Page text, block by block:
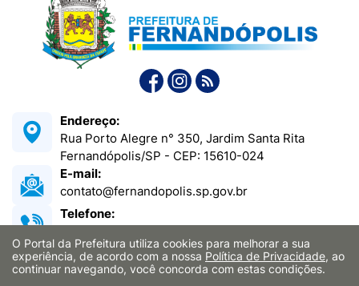
Endereço:
Rua Porto Alegre n° 350, Jardim Santa Rita
Fernandópolis/SP - CEP: 15610-024
E-mail:
contato@fernandopolis.sp.gov.br
Telefone:
Funcionamento:
Das 08h às 17h
O Portal da Prefeitura utiliza cookies para melhorar a sua
experiência, de acordo com a nossa Política de Privacidade, ao
continuar navegando, você concorda com estas condições.